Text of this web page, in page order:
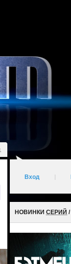
Вход
НОВИНКИ СЕРИЙ /